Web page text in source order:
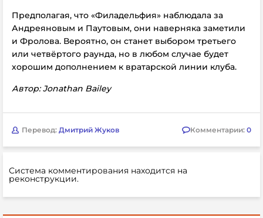
Предполагая, что «Филадельфия» наблюдала за
Андреяновым и Паутовым, они наверняка заметили
и Фролова. Вероятно, он станет выбором третьего
или четвёртого раунда, но в любом случае будет
хорошим дополнением к вратарской линии клуба.
Автор: Jonathan Bailey
Перевод: Дмитрий Жуков Комментарии: 0
Система комментирования находится на
реконструкции.